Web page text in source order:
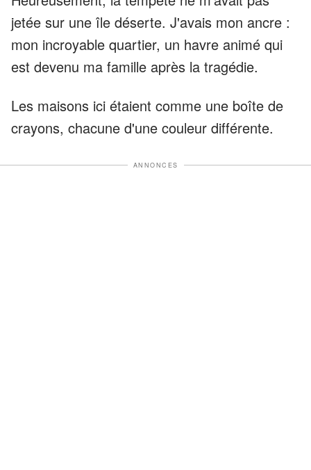
jetée sur une île déserte. J'avais mon ancre :
mon incroyable quartier, un havre animé qui
est devenu ma famille après la tragédie.
Les maisons ici étaient comme une boîte de
crayons, chacune d'une couleur différente.
ANNONCES